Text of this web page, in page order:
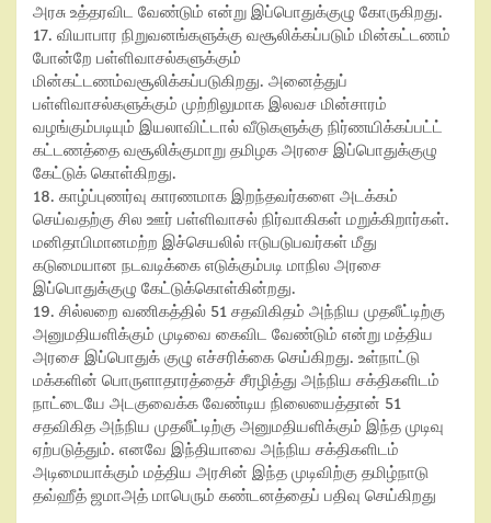
அரசு உத்தரவிட வேண்டும் என்று இப்பொதுக்குழு கோருகிறது.
17. வியாபார நிறுவனங்களுக்கு வசூலிக்கப்படும் மின்கட்டணம்
போன்றே பள்ளிவாசல்களுக்கும்
மின்கட்டணம்வசூலிக்கப்படுகிறது. அனைத்துப்
பள்ளிவாசல்களுக்கும் முற்றிலுமாக இலவச மின்சாரம்
வழங்கும்படியும் இயலாவிட்டால் வீடுகளுக்கு நிர்ணயிக்கப்பட்ட்
கட்டணத்தை வசூலிக்குமாறு தமிழக அரசை இப்பொதுக்குழு
கேட்டுக் கொள்கிறது.
18. காழ்ப்புணர்வு காரணமாக இறந்தவர்களை அடக்கம்
செய்வதற்கு சில ஊர் பள்ளிவாசல் நிர்வாகிகள் மறுக்கிறார்கள்.
மனிதாபிமானமற்ற இச்செயலில் ஈடுபடுபவர்கள் மீது
கடுமையான நடவடிக்கை எடுக்கும்படி மாநில அரசை
இப்பொதுக்குழு கேட்டுக்கொள்கின்றது.
19. சில்லறை வணிகத்தில் 51 சதவிகிதம் அந்நிய முதலீட்டிற்கு
அனுமதியளிக்கும் முடிவை கைவிட வேண்டும் என்று மத்திய
அரசை இப்பொதுக் குழு எச்சரிக்கை செய்கிறது. உள்நாட்டு
மக்களின் பொருளாதாரத்தைச் சீரழித்து அந்நிய சக்திகளிடம்
நாட்டையே அடகுவைக்க வேண்டிய நிலையைத்தான் 51
சதவிகித அந்நிய முதலீட்டிற்கு அனுமதியளிக்கும் இந்த முடிவு
ஏற்படுத்தும். எனவே இந்தியாவை அந்நிய சக்திகளிடம்
அடிமையாக்கும் மத்திய அரசின் இந்த முடிவிற்கு தமிழ்நாடு
தவ்ஹீத் ஜமாஅத் மாபெரும் கண்டனத்தைப் பதிவு செய்கிறது